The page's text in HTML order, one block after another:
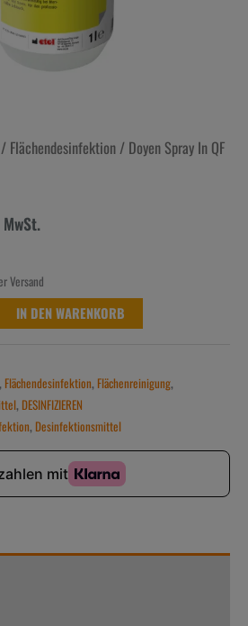
/ Flächendesinfektion/ Doyen Spray In QF
Versand
IN DEN WARENKORB
Flächendesinfektion, Flächenreinigung,
, DESINFIZIEREN
, Desinfektionsmittel